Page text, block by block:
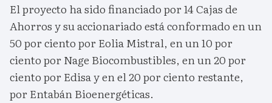
El proyecto ha sido financiado por 14 Cajas de
Ahorros y su accionariado está conformado en un
50 por ciento por Eolia Mistral, en un 10 por
ciento por Nage Biocombustibles, en un 20 por
ciento por Edisa y en el 20 por ciento restante,
por Entabán Bioenergéticas.